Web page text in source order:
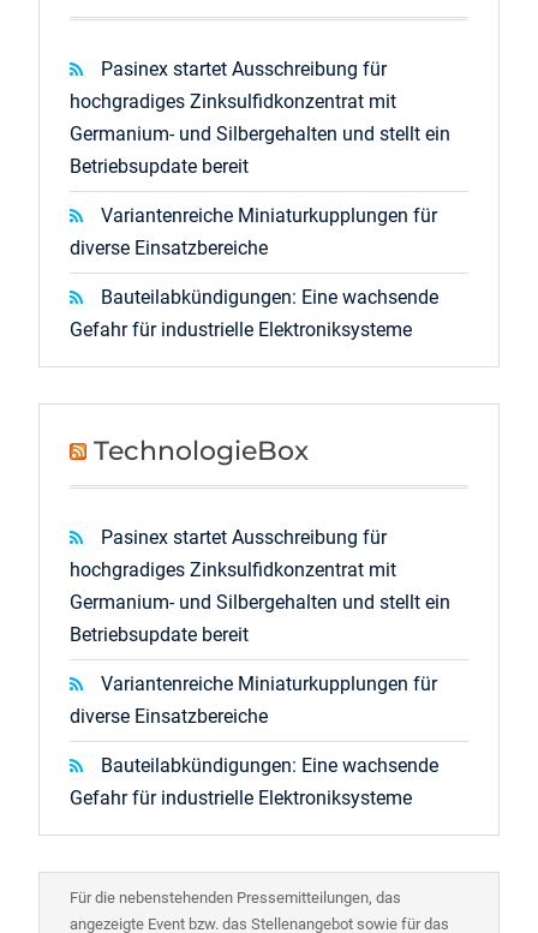
Pasinex startet Ausschreibung für
hochgradiges Zinksulfidkonzentrat mit
Germanium- und Silbergehalten und stellt ein
Betriebsupdate bereit
Variantenreiche Miniaturkupplungen für
diverse Einsatzbereiche
Bauteilabkündigungen: Eine wachsende
Gefahr für industrielle Elektroniksysteme
TechnologieBox
Pasinex startet Ausschreibung für
hochgradiges Zinksulfidkonzentrat mit
Germanium- und Silbergehalten und stellt ein
Betriebsupdate bereit
Variantenreiche Miniaturkupplungen für
diverse Einsatzbereiche
Bauteilabkündigungen: Eine wachsende
Gefahr für industrielle Elektroniksysteme
Für die nebenstehenden Pressemitteilungen, das
angezeigte Event bzw. das Stellenangebot sowie für das